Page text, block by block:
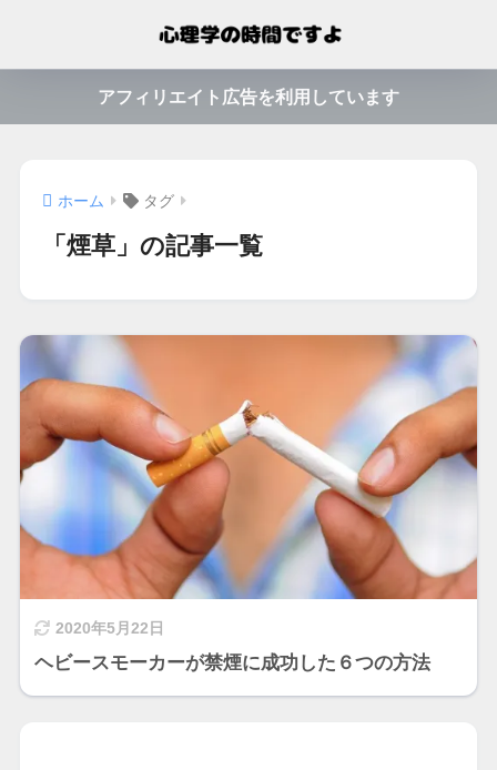
アフィリエイト広告を利用しています
ホーム タグ
「煙草」の記事一覧
2020年5月22日
ヘビースモーカーが禁煙に成功した６つの方法